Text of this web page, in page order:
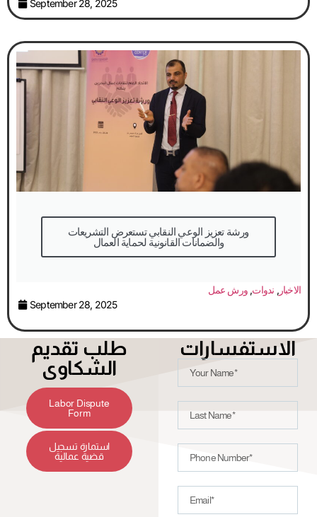
September 28, 2025
والضمانات القانونية لحماية العمال
الاخبار, ندوات,ورش عمل
September 28, 2025
طلب تقديم
الشكاوى
Labor Dispute
Form
استمارة تسجيل
قضية عمالية
الاستفسارات